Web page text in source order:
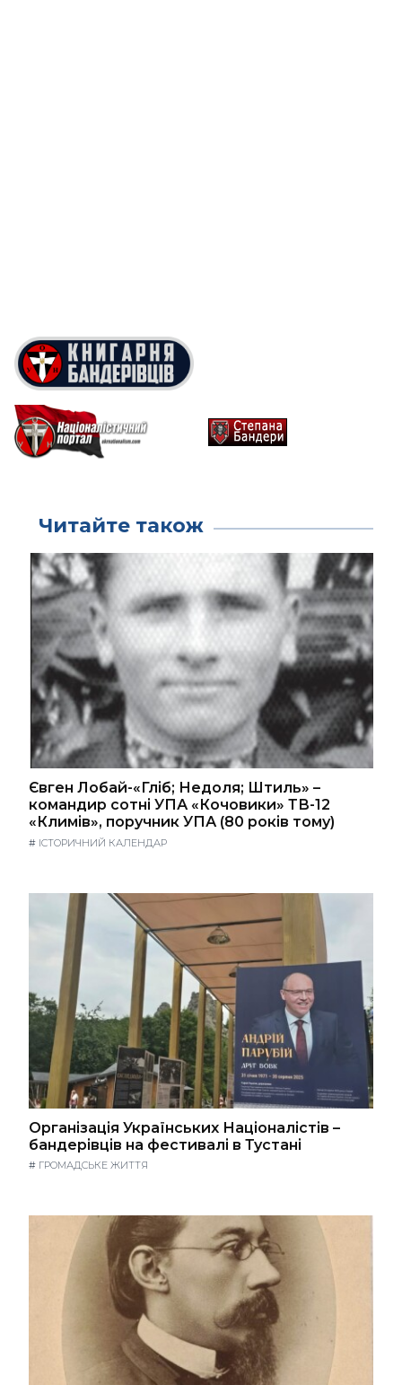
Читайте також
Євген Лобай-«Гліб; Недоля; Штиль» –
командир сотні УПА «Кочовики» ТВ-12
«Климів», поручник УПА (80 років тому)
# ІСТОРИЧНИЙ КАЛЕНДАР
Організація Українських Націоналістів –
бандерівців на фестивалі в Тустані
# ГРОМАДСЬКЕ ЖИТТЯ